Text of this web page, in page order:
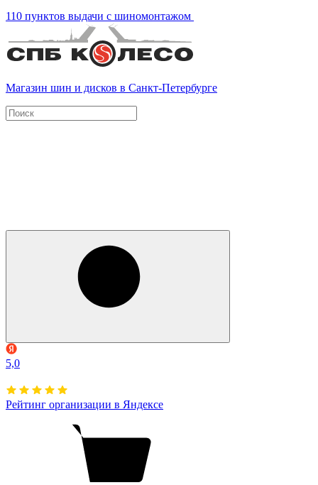
110 пунктов выдачи с шиномонтажом
Магазин шин и дисков в Санкт-Петербурге
5,0
Рейтинг организации в Яндексе